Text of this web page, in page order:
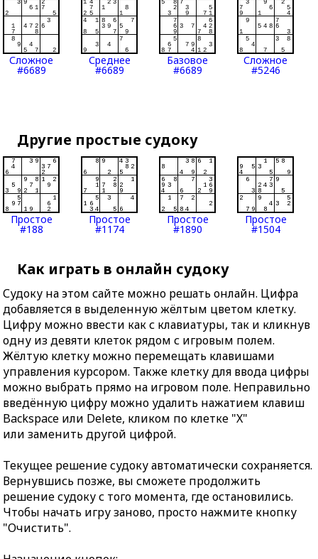
Сложное
#6689
Среднее
#6689
Базовое
#6689
Сложное
#5246
Другие простые судоку
Простое
#188
Простое
#1174
Простое
#1890
Простое
#1504
Как играть в онлайн судоку
Судоку на этом сайте можно решать онлайн. Цифра
добавляется в выделенную жёлтым цветом клетку.
Цифру можно ввести как с клавиатуры, так и кликнув
одну из девяти клеток рядом с игровым полем.
Жёлтую клетку можно перемещать клавишами
управления курсором. Также клетку для ввода цифры
можно выбрать прямо на игровом поле. Неправильно
введённую цифру можно удалить нажатием клавиш
Backspace или Delete, кликом по клетке "X"
или заменить другой цифрой.
Текущее решение судоку автоматически сохраняется.
Вернувшись позже, вы сможете продолжить
решение судоку с того момента, где остановились.
Чтобы начать игру заново, просто нажмите кнопку
"Очистить".